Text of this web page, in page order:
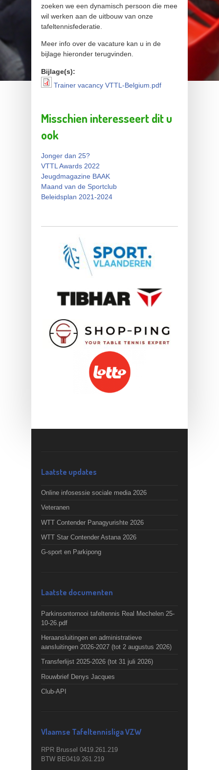
zoeken we een dynamisch persoon die mee
wil werken aan de uitbouw van onze
tafeltennisfederatie.
Meer info over de vacature kan u in de
bijlage hieronder terugvinden.
Bijlage(s):
Trainer vacancy VTTL-
Belgium.pdf
Trainer vacancy VTTL-Belgium.pdf
Misschien interesseert dit u
ook
Jonger dan 25?
VTTL Awards 2022
Jeugdmagazine BAAK
Maand van de Sportclub
Beleidsplan 2021-2024
Laatste updates
Online infosessie sociale media 2026
Veteranen
WTT Contender Panagyurishte 2026
WTT Star Contender Astana 2026
G-sport en Parkipong
Laatste documenten
Parkinsontornooi tafeltennis Real Mechelen 25-
10-26.pdf
Heraansluitingen en administratieve
aansluitingen 2026-2027 (tot 2 augustus 2026)
Transferlijst 2025-2026 (tot 31 juli 2026)
Rouwbrief Denys Jacques
Club-API
Vlaamse Tafeltennisliga VZW
RPR Brussel 0419.261.219
BTW BE0419.261.219